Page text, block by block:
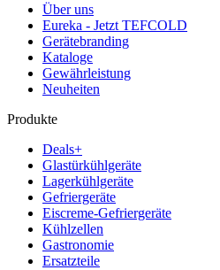
Über uns
Eureka - Jetzt TEFCOLD
Gerätebranding
Kataloge
Gewährleistung
Neuheiten
Produkte
Deals+
Glastürkühlgeräte
Lagerkühlgeräte
Gefriergeräte
Eiscreme-Gefriergeräte
Kühlzellen
Gastronomie
Ersatzteile